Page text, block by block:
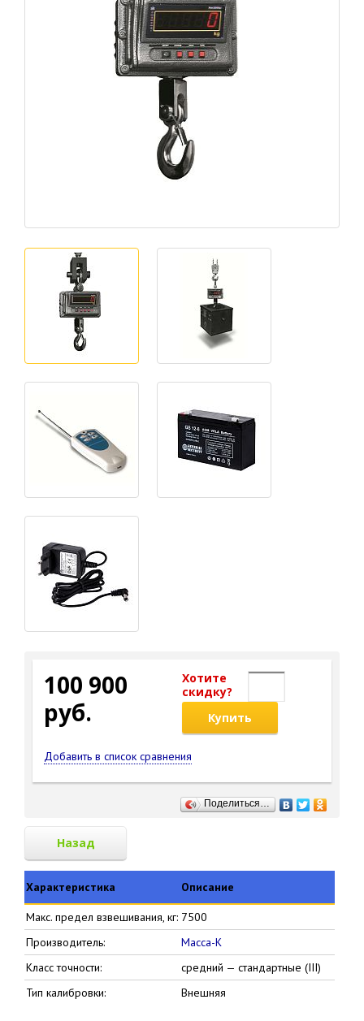
100 900
руб.
Хотите
cкидку?
Купить
Добавить в список сравнения
Поделиться…
Назад
Характеристика Описание
Макс. предел взвешивания, кг: 7500
Производитель:
Масса-К
Класс точности:
средний — стандартные (III)
Тип калибровки:
Внешняя